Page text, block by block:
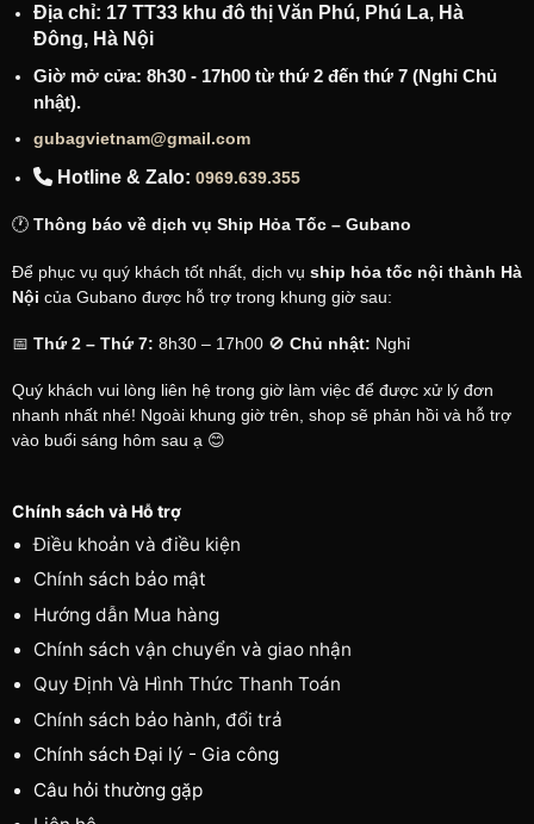
Địa chỉ: 17 TT33 khu đô thị Văn Phú, Phú La, Hà
Đông, Hà Nội
Giờ mở cửa: 8h30 - 17h00 từ thứ 2 đến thứ 7 (Nghỉ Chủ
nhật).
gubagvietnam@gmail.com
Hotline & Zalo: 0969.639.355
🕐 Thông báo về dịch vụ Ship Hỏa Tốc – Gubano
Để phục vụ quý khách tốt nhất, dịch vụ ship hỏa tốc nội thành Hà
Nội của Gubano được hỗ trợ trong khung giờ sau:
📅 Thứ 2 – Thứ 7: 8h30 – 17h00 🚫 Chủ nhật: Nghỉ
Quý khách vui lòng liên hệ trong giờ làm việc để được xử lý đơn
nhanh nhất nhé! Ngoài khung giờ trên, shop sẽ phản hồi và hỗ trợ
vào buổi sáng hôm sau ạ 😊
Chính sách và Hỗ trợ
Điều khoản và điều kiện
Chính sách bảo mật
Hướng dẫn Mua hàng
Chính sách vận chuyển và giao nhận
Quy Định Và Hình Thức Thanh Toán
Chính sách bảo hành, đổi trả
Chính sách Đại lý - Gia công
Câu hỏi thường gặp